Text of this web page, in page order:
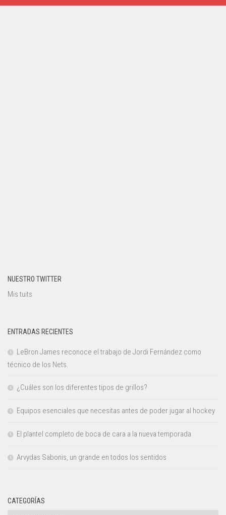
NUESTRO TWITTER
Mis tuits
ENTRADAS RECIENTES
LeBron James reconoce el trabajo de Jordi Fernández como
técnico de los Nets.
¿Cuáles son los diferentes tipos de grillos?
Equipos esenciales que necesitas antes de poder jugar al hockey
El plantel completo de boca de cara a la nueva temporada
Arvydas Sabonis, un grande en todos los sentidos
CATEGORÍAS